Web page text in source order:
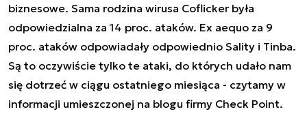
biznesowe. Sama rodzina wirusa Coflicker była
odpowiedzialna za 14 proc. ataków. Ex aequo za 9
proc. ataków odpowiadały odpowiednio Sality i Tinba.
Są to oczywiście tylko te ataki, do których udało nam
się dotrzeć w ciągu ostatniego miesiąca - czytamy w
informacji umieszczonej na blogu firmy Check Point.